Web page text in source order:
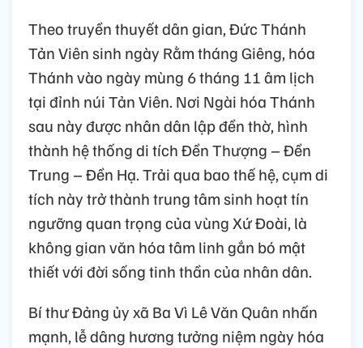
Theo truyền thuyết dân gian, Đức Thánh
Tản Viên sinh ngày Rằm tháng Giêng, hóa
Thánh vào ngày mùng 6 tháng 11 âm lịch
tại đỉnh núi Tản Viên. Nơi Ngài hóa Thánh
sau này được nhân dân lập đền thờ, hình
thành hệ thống di tích Đền Thượng – Đền
Trung – Đền Hạ. Trải qua bao thế hệ, cụm di
tích này trở thành trung tâm sinh hoạt tín
ngưỡng quan trọng của vùng Xứ Đoài, là
không gian văn hóa tâm linh gắn bó mật
thiết với đời sống tinh thần của nhân dân.
Bí thư Đảng ủy xã Ba Vì Lê Văn Quân nhấn
mạnh, lễ dâng hương tưởng niệm ngày hóa